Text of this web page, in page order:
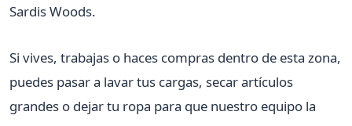
Sardis Woods.
Si vives, trabajas o haces compras dentro de esta zona,
puedes pasar a lavar tus cargas, secar artículos
grandes o dejar tu ropa para que nuestro equipo la